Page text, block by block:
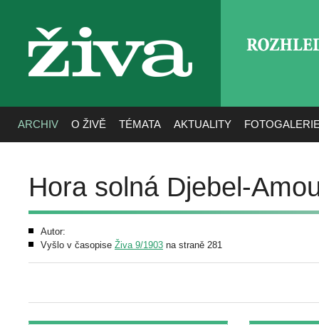
živa
ARCHIV O ŽIVĚ TÉMATA AKTUALITY
Hora solná Djebel-
Autor:
Vyšlo v časopise Živa 9/1903 na straně 281